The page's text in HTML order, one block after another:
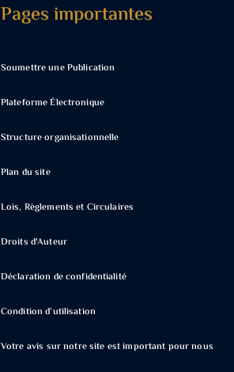
Pages importantes
Soumettre une Publication
Plateforme Électronique
Structure organisationnelle
Plan du site
Lois, Règlements et Circulaires
Droits d'Auteur
Déclaration de confidentialité
Condition d’utilisation
Votre avis sur notre site est important pour nous